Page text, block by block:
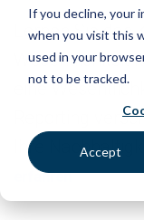
If you decline, your
when you visit this
used in your
not to be tracked.
Accept
Lernen Sie das
Wesentlichkeit
eine
Reporting
Ihre
erfahren